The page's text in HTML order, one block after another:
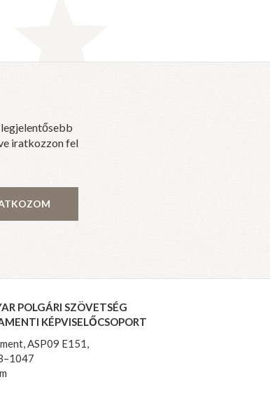
iratkozzon fel
POLGÁRI SZÖVETSÉG
KÉPVISELŐCSOPORT
ASP09 E151,